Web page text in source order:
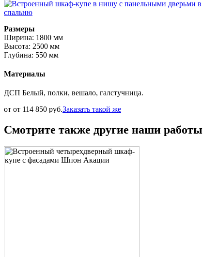
Размеры
Ширина: 1800 мм
Высота: 2500 мм
Глубина: 550 мм
Материалы
ДСП Белый, полки, вешало, галстучница.
от от 114 850 руб.Заказать такой же
Смотрите также другие наши работы